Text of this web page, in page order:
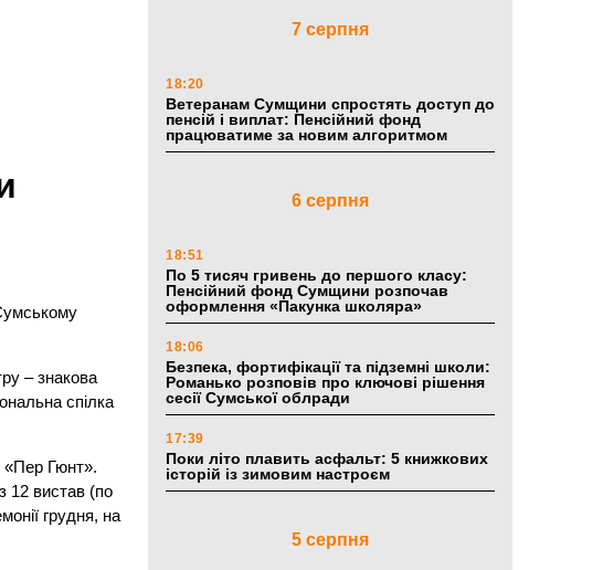
– знакова
спілка
«Пер Гюнт».
12 вистав (по
грудня, на
7 серпня
18:20
Ветеранам Сумщини спростять доступ до
пенсій і виплат: Пенсійний фонд
працюватиме за новим алгоритмом
6 серпня
18:51
По 5 тисяч гривень до першого класу:
Пенсійний фонд Сумщини розпочав
оформлення «Пакунка школяра»
18:06
Безпека, фортифікації та підземні школи:
Романько розповів про ключові рішення
сесії Сумської облради
17:39
Поки літо плавить асфальт: 5 книжкових
історій із зимовим настроєм
5 серпня